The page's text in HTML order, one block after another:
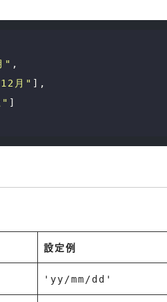
" ,
月" ],
" ]
設定例
'yy/mm/dd'